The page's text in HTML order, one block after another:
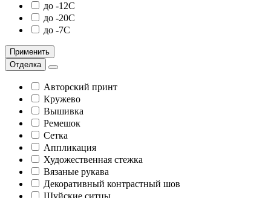
до -12С
до -20С
до -7С
Применить
Отделка
Авторский принт
Кружево
Вышивка
Ремешок
Сетка
Аппликация
Художественная стежка
Вязаные рукава
Декоративный контрастный шов